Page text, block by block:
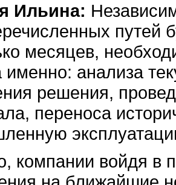
Ильина:
путей
месяцев,
именно: анализа
решения,
переноса
компании войдя в